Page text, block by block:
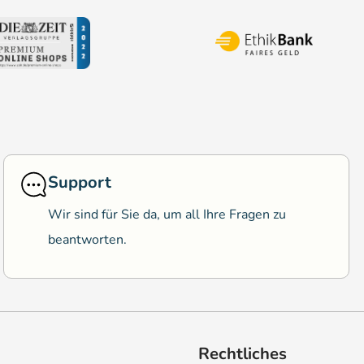
Support
Wir sind für Sie da, um all Ihre Fragen zu
beantworten.
Rechtliches